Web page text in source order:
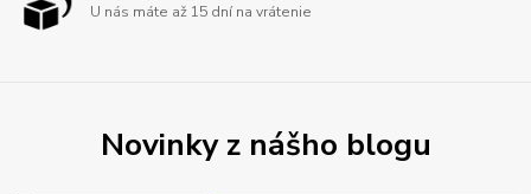
U nás máte až 15 dní na vrátenie
Novinky z nášho blogu